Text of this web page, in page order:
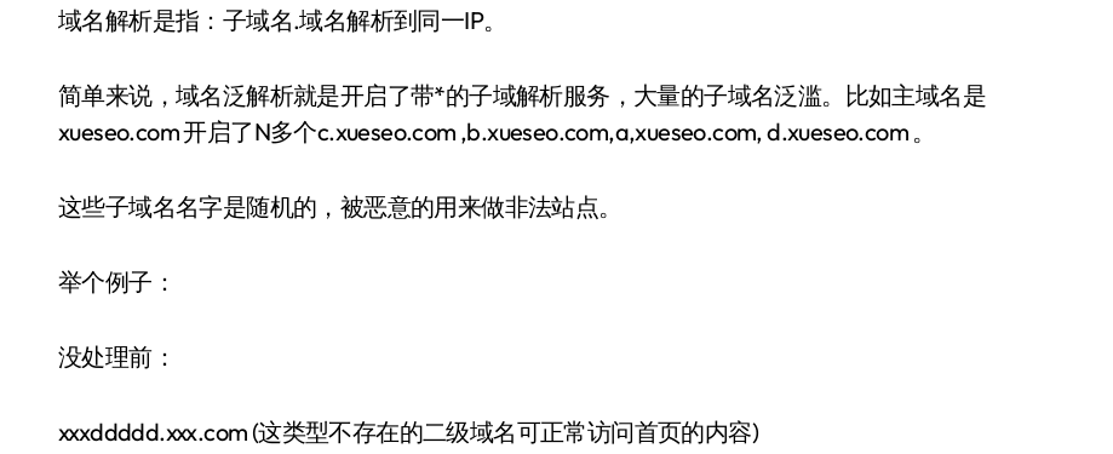
域名解析是指：子域名.域名解析到同一IP。
简单来说，域名泛解析就是开启了带*的子域解析服务，大量的子域名泛滥。比如主域名是
xueseo.com 开启了N多个c.xueseo.com ,b.xueseo.com,a,xueseo.com, d.xueseo.com 。
这些子域名名字是随机的，被恶意的用来做非法站点。
举个例子：
没处理前：
xxxddddd.xxx.com (这类型不存在的二级域名可正常访问首页的内容)